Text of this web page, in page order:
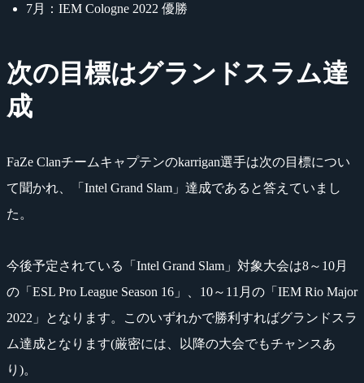
7月：IEM Cologne 2022 優勝
次の目標はグランドスラム達
成
FaZe Clanチームキャプテンのkarrigan選手は次の目標につい
て聞かれ、「Intel Grand Slam」達成であると答えていまし
た。
今後予定されている「Intel Grand Slam」対象大会は8～10月
の「ESL Pro League Season 16」、10～11月の「IEM Rio Major
2022」となります。このいずれかで勝利すればグランドスラ
ム達成となります(厳密には、以降の大会でもチャンスあ
り)。